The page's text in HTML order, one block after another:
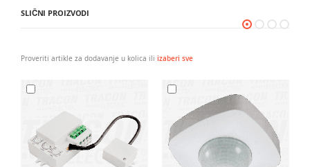
SLIČNI PROIZVODI
Proveriti artikle za dodavanje u kolica ili izaberi sve